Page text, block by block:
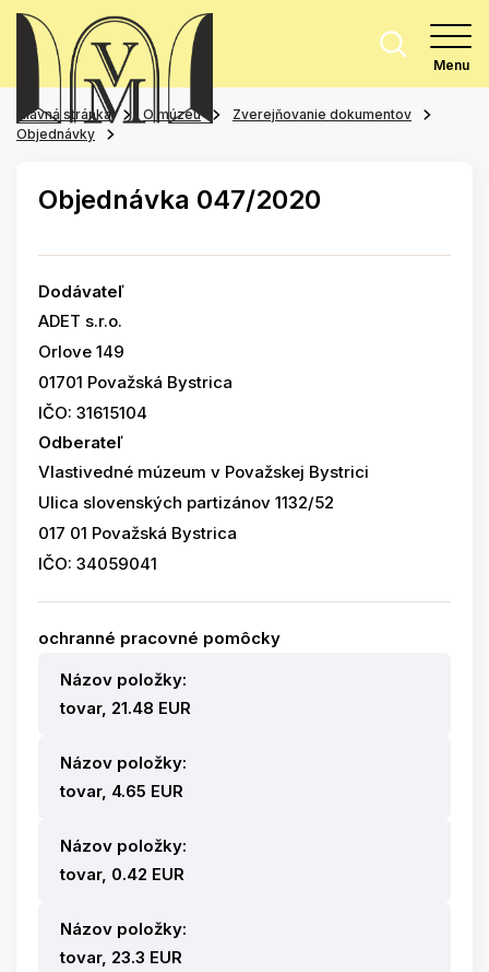
Menu
Hlavná stránka O múzeu
Zverejňovanie dokumentov
Objednávky
Objednávka 047/2020
Dodávateľ
ADET s.r.o.
Orlove 149
01701 Považská Bystrica
IČO: 31615104
Odberateľ
Vlastivedné múzeum v Považskej Bystrici
Ulica slovenských partizánov 1132/52
017 01 Považská Bystrica
IČO: 34059041
ochranné pracovné pomôcky
Názov položky:
tovar, 21.48 EUR
Názov položky:
tovar, 4.65 EUR
Názov položky:
tovar, 0.42 EUR
Názov položky:
tovar, 23.3 EUR